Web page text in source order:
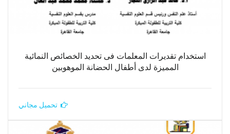
استخدام تقديرات المعلمات فى تحديد الخصائص النمائية
المميزة لدى أطفال الحضانة الموهوبين
تحميل مجاني